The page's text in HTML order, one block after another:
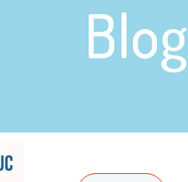
Blog